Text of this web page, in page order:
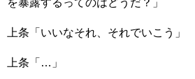
を暴露するってのはどうだ？」
上条「いいなそれ、それでいこう」
上条「…」